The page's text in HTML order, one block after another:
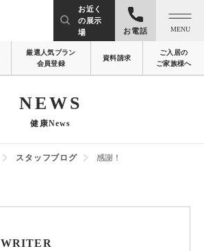
お近く
の展示
場
お電話 MENU
厳選人気プラン
会員登録
資料請求
ご入居の
ご家族様へ
NEWS
健康News
スタッフブログ 感謝！
WRITER